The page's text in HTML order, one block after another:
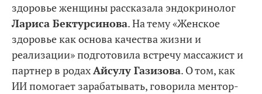
здоровье женщины рассказала эндокринолог
Лариса Бектурсинова. На тему «Женское
здоровье как основа качества жизни и
реализации» подготовила встречу массажист и
партнер в родахАйсулу Газизова. О том, как
ИИ помогает зарабатывать, говорила ментор-